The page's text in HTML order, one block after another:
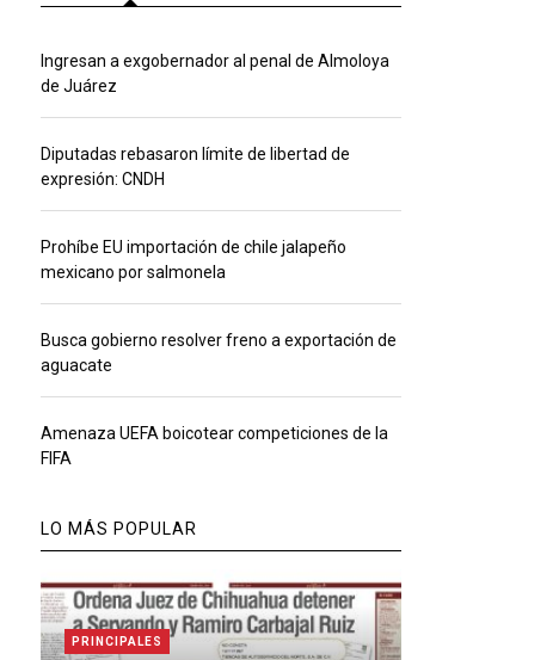
Ingresan a exgobernador al penal de Almoloya
de Juárez
Diputadas rebasaron límite de libertad de
expresión: CNDH
Prohíbe EU importación de chile jalapeño
mexicano por salmonela
Busca gobierno resolver freno a exportación de
aguacate
Amenaza UEFA boicotear competiciones de la
FIFA
LO MÁS POPULAR
PRINCIPALES